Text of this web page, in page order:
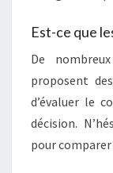
Est-ce que
De
proposent des
d’évaluer le
décision.
pour